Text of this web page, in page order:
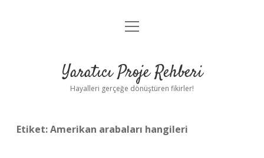
Anasayfa
Yasal Uyarı
menüyü
Yaratıcı Proje Rehberi
Hayalleri gerçeğe dönüştüren fikirler!
Etiket:Amerikan arabaları hangileri